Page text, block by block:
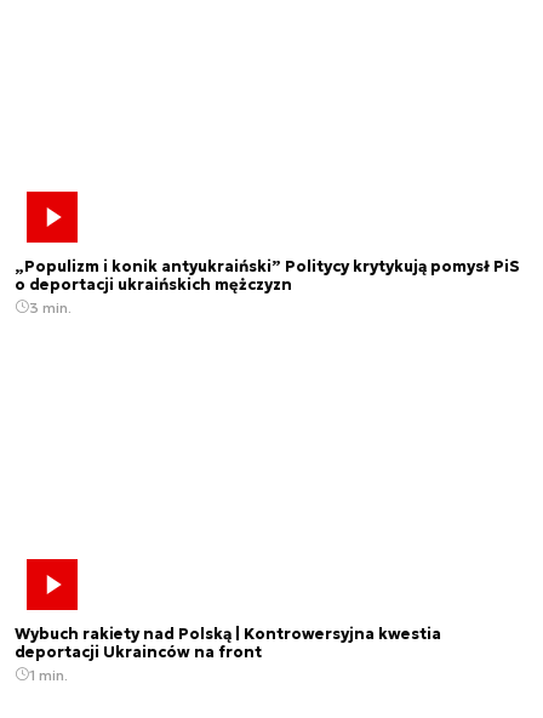
„Populizm i konik antyukraiński” Politycy krytykują pomysł PiS
o deportacji ukraińskich mężczyzn
3 min.
Wybuch rakiety nad Polską | Kontrowersyjna kwestia
deportacji Ukrainców na front
1 min.